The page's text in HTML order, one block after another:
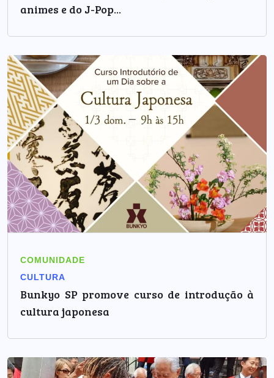
animes e do J-Pop...
COMUNIDADE
CULTURA
Bunkyo SP promove curso de introdução à
cultura japonesa